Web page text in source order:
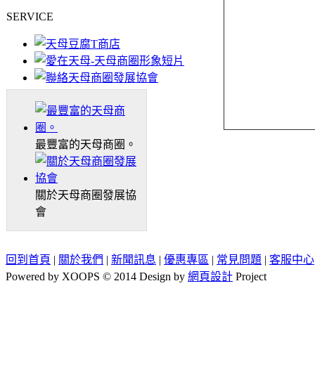
SERVICE
最豐富的天母商圈。
關於天母商圈發展協
會
回到首頁 | 關於我們 | 新聞訊息 | 優惠專區 | 常見問題 | 客服中心
Powered by XOOPS © 2014 Design by 網頁設計 Project